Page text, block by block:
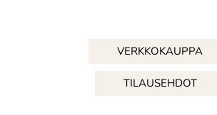
VERKKOKAUPPA
TILAUSEHDOT